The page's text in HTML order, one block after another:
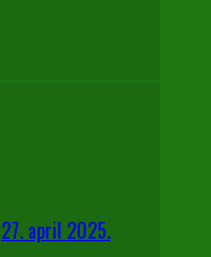
27. april 2025.